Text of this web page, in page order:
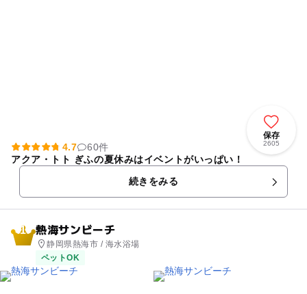
保存
2605
4.7
60件
アクア・トト ぎふの夏休みはイベントがいっぱい！
続きをみる
1 熱海サンビーチ
静岡県熱海市 / 海水浴場
ペットOK